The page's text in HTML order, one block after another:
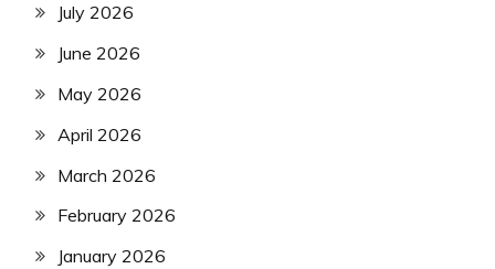
July 2026
June 2026
May 2026
April 2026
March 2026
February 2026
January 2026